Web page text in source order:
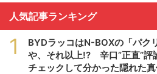
人気記事ランキング
1
BYDラッコはN-BOXの「パ
や、それ以上!? 辛口”正直”評
チェックして分かった隠れた